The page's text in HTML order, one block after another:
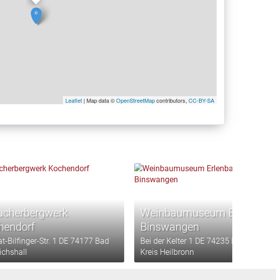
Leaflet | Map data ©OpenStreetMapcontributors, CC-BY-SA
Bilfinger-Str. 1 DE 74177 Bad
Weinbaumuseum
Binswangen
Bei der Kelter 1 DE 74235 Erlenbach
Kreis Heilbronn